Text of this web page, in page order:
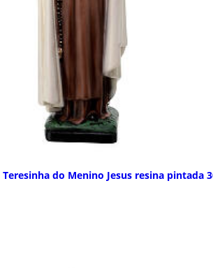
do Menino Jesus resina pintada